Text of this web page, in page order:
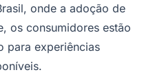
onde a adoção de
os consumidores estão
para experiências